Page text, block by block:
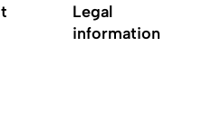
Legal
information